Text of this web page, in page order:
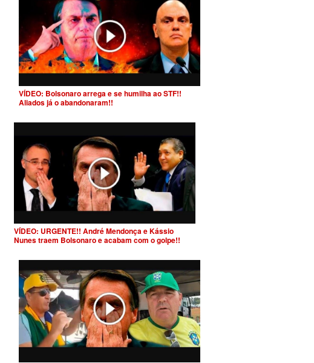
VÍDEO: Bolsonaro arrega e se humilha ao STF!!
Aliados já o abandonaram!!
VÍDEO: URGENTE!! André Mendonça e Kássio
Nunes traem Bolsonaro e acabam com o golpe!!